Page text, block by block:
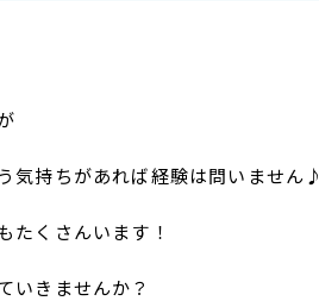
気持ちがあれば経験は問いません♪
たくさんいます！
いきませんか？